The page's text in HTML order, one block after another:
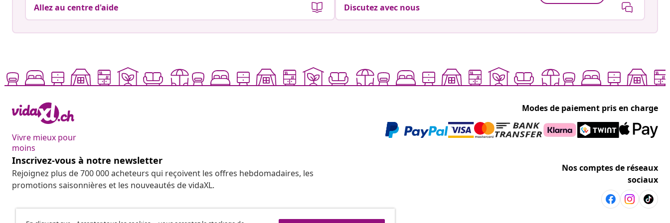
Allez au centre d'aide Discutez avec nous
Vivre mieux pour
moins
Modes de paiement pris en charge
Inscrivez-vous à notre newsletter
Rejoignez plus de 700 000 acheteurs qui reçoivent les offres hebdomadaires, les
promotions saisonnières et les nouveautés de vidaXL.
Nos comptes de réseaux
sociaux